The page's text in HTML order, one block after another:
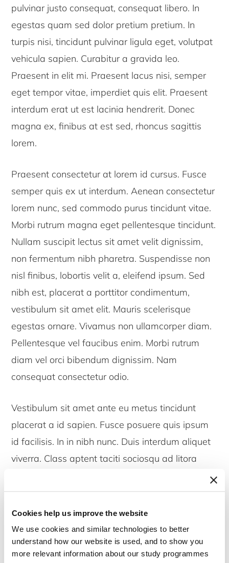
Cookies help us improve the website
We use cookies and similar technologies to better
understand how our website is used, and to show you
more relevant information about our study programmes
pulvinar justo consequat, consequat libero. In
egestas quam sed dolor pretium pretium. In
turpis nisi, tincidunt pulvinar ligula eget, volutpat
vehicula sapien. Curabitur a gravida leo.
Praesent in elit mi. Praesent lacus nisi, semper
eget tempor vitae, imperdiet quis elit. Praesent
interdum erat ut est lacinia hendrerit. Donec
magna ex, finibus at est sed, rhoncus sagittis
lorem.
Praesent consectetur at lorem id cursus. Fusce
semper quis ex ut interdum. Aenean consectetur
lorem nunc, sed commodo purus tincidunt vitae.
Morbi rutrum magna eget pellentesque tincidunt.
Nullam suscipit lectus sit amet velit dignissim,
non fermentum nibh pharetra. Suspendisse non
nisl finibus, lobortis velit a, eleifend ipsum. Sed
nibh est, placerat a porttitor condimentum,
vestibulum sit amet elit. Mauris scelerisque
egestas ornare. Vivamus non ullamcorper diam.
Pellentesque vel faucibus enim. Morbi rutrum
diam vel orci bibendum dignissim. Nam
consequat consectetur odio.
Vestibulum sit amet ante eu metus tincidunt
placerat a id sapien. Fusce posuere quis ipsum
id facilisis. In in nibh nunc. Duis interdum aliquet
viverra. Class aptent taciti sociosqu ad litora
himenaeos. Mauris ac ligula sit amet massa
posuere dapibus. Etiam et ligula quis enim
imperdiet laoreet. Sed ex mi, bibendum nec
iaculis et, bibendum nec eros. Pellentesque
vulputate odio cursus, maximus elit ut, cursus